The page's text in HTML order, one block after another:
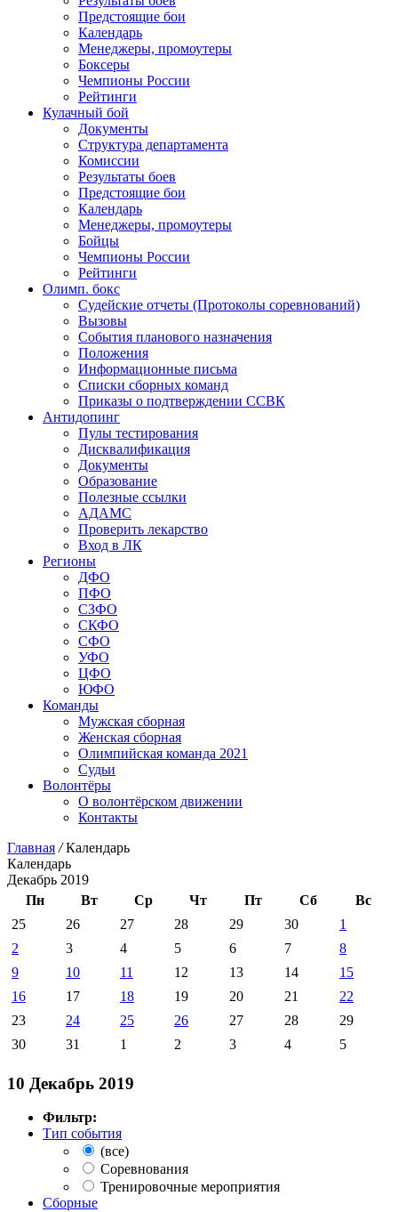
Предстоящие бои
Календарь
Менеджеры, промоутеры
Боксеры
Чемпионы России
Рейтинги
Кулачный бой
Документы
Структура департамента
Комиссии
Результаты боев
Предстоящие бои
Календарь
Менеджеры, промоутеры
Бойцы
Чемпионы России
Рейтинги
Олимп. бокс
Судейские отчеты (Протоколы соревнований)
Вызовы
События планового назначения
Положения
Информационные письма
Списки сборных команд
Приказы о подтверждении ССВК
Антидопинг
Пулы тестирования
Дисквалификация
Документы
Образование
Полезные ссылки
АДАМС
Проверить лекарство
Вход в ЛК
Регионы
ДФО
ПФО
СЗФО
СКФО
СФО
УФО
ЦФО
ЮФО
Команды
Мужская сборная
Женская сборная
Олимпийская команда 2021
Судьи
Волонтёры
О волонтёрском движении
Контакты
Главная /Календарь
Календарь
Декабрь 2019
Пн
Вт Ср Чт Пт Сб
Вс
25
26 27 28 29 30
1
2
3 4 5 6 7
8
9
10 11 12 13 14
15
16
17 18 19 20 21
22
23
24 25 26 27 28
29
30
31 1 2 3 4 5
10 Декабрь 2019
Фильтр:
Тип события
(все)
Соревнования
Тренировочные мероприятия
Сборные